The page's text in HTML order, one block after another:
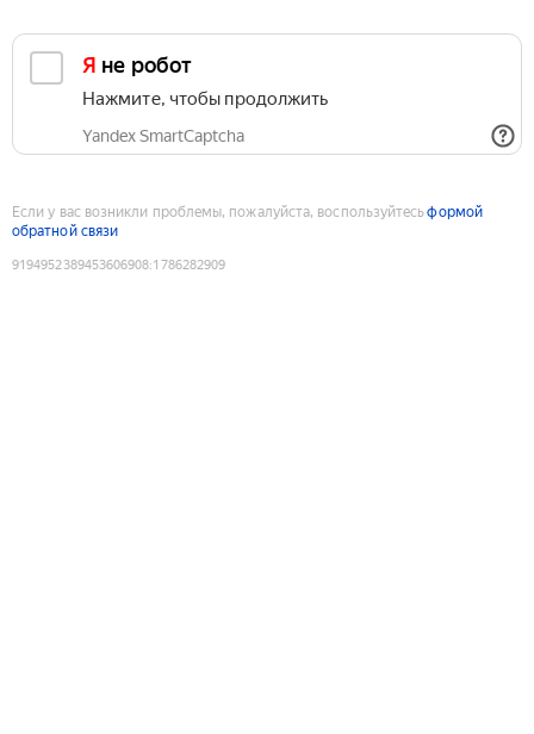
Я не робот
Нажмите, чтобы продолжить
Yandex SmartCaptcha
Если у вас возникли проблемы, пожалуйста, воспользуйтесьформой
обратной связи
9194952389453606908:1786282909